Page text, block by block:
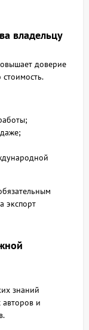
владельцу
доверие
экспорт
знаний
авторов и